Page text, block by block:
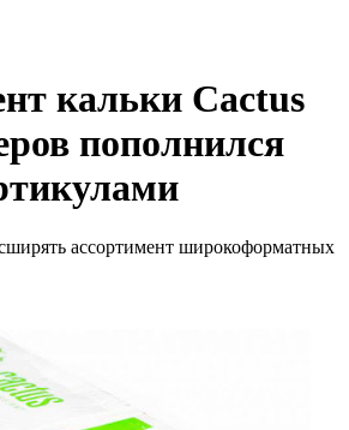
кальки Cactus
пополнился
ассортимент широкоформатных